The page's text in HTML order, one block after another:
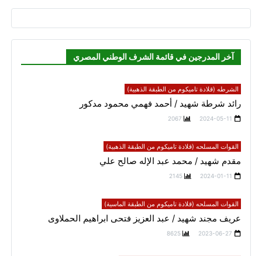
آخر المدرجين في قائمة الشرف الوطني المصري
الشرطه (قلادة تاميكوم من الطبقة الذهبية)
رائد شرطة شهيد / أحمد فهمي محمود مدكور
2024-05-11
2067
القوات المسلحه (قلادة تاميكوم من الطبقة الذهبية)
مقدم شهيد / محمد عبد الإله صالح علي
2024-01-11
2145
القوات المسلحه (قلادة تاميكوم من الطبقة الماسية)
عريف مجند شهيد / عبد العزيز فتحى ابراهيم الحملاوى
2023-06-27
8625